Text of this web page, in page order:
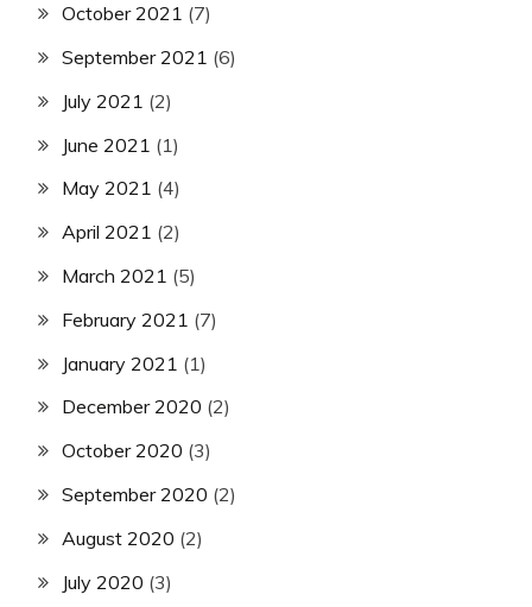
October 2021 (7)
September 2021 (6)
July 2021 (2)
June 2021 (1)
May 2021 (4)
April 2021 (2)
March 2021 (5)
February 2021 (7)
January 2021 (1)
December 2020 (2)
October 2020 (3)
September 2020 (2)
August 2020 (2)
July 2020 (3)